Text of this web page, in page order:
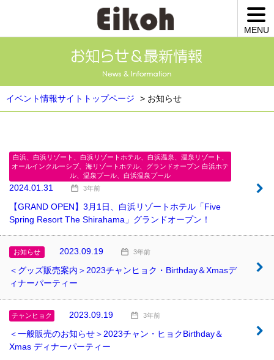
MENU
イベント情報サイトトップページ > お知らせ
白浜、白浜リゾート、白浜リゾートホテル、白浜温泉、温泉リゾート、
オールインクルーシブ、海リゾートホテル、グランドオープン 白浜ホテ
ル、温泉プール、白浜温泉プール
2024.01.31 3年前
【GRAND OPEN】3月1日、白浜リゾートホテル「Five
Spring Resort The Shirahama」グランドオープン！
お知らせ 2023.09.19 3年前
＜グッズ販売案内＞2023チャンヒョク・Birthday＆Xmasデ
ィナーパーティー
チャンヒョク 2023.09.19 3年前
＜一般販売のお知らせ＞2023チャン・ヒョクBirthday＆
Xmas ディナーパーティー
Eikohトップページ
イベントレポート
韓流マガジンメルマガ登録
よくあるご質問
会社案内